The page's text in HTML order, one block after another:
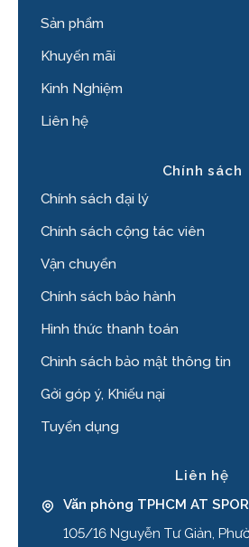
Sản phẩm
Khuyến mãi
Kinh Nghiệm
Liên hệ
Chính sách
Chính sách đại lý
Chính sách cộng tác viên
Vận chuyển
Chính sách bảo hành
Hình thức thanh toán
Chinh sách bảo mật thông tin
Gởi góp ý, Khiếu nại
Tuyển dụng
Liên hệ
Văn phòng TPHCM AT
105/16 Nguyễn Tư Giản,